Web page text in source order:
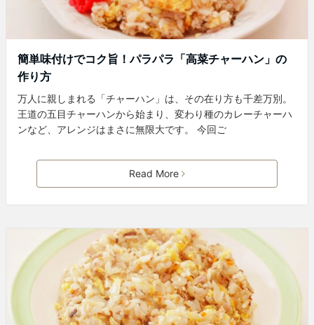
簡単味付けでコク旨！パラパラ「高菜チャーハン」の
作り方
万人に親しまれる「チャーハン」は、その在り方も千差万別。
王道の五目チャーハンから始まり、変わり種のカレーチャーハ
ンなど、アレンジはまさに無限大です。 今回ご
Read More